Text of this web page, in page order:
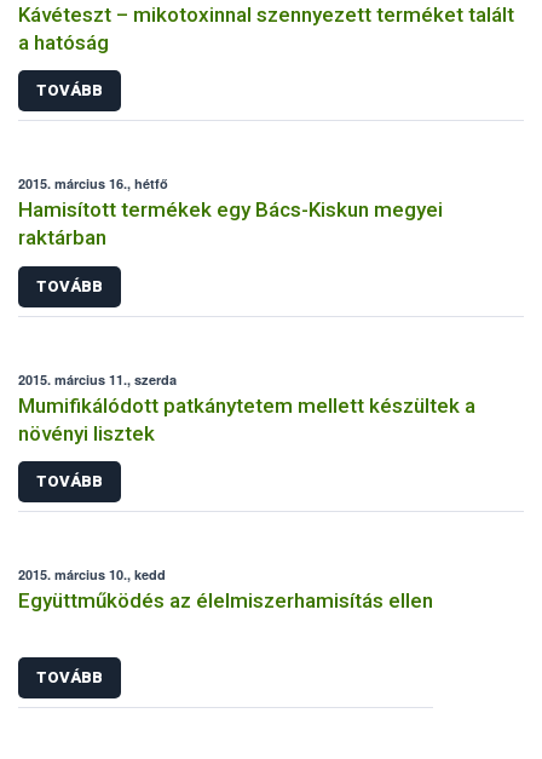
Kávéteszt – mikotoxinnal szennyezett terméket talált
a hatóság
TOVÁBB
2015. március 16., hétfő
Hamisított termékek egy Bács-Kiskun megyei
raktárban
TOVÁBB
2015. március 11., szerda
Mumifikálódott patkánytetem mellett készültek a
növényi lisztek
TOVÁBB
2015. március 10., kedd
Együttműködés az élelmiszerhamisítás ellen
TOVÁBB